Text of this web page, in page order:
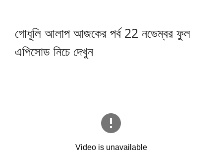
গোধূলি আলাপ আজকের পর্ব 22 নভেম্বর ফুল
এপিসোড নিচে দেখুন